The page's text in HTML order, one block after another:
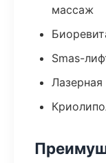
массаж
Smas-
Лазерная